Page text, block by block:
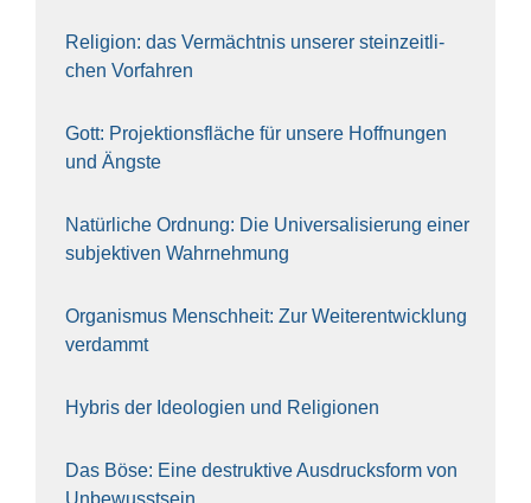
Reli­gi­on: das Ver­mächt­nis unse­rer stein­zeit­li­
chen Vor­fah­ren
Gott: Pro­jek­ti­ons­flä­che für unse­re Hoff­nun­gen
und Ängs­te
Natür­li­che Ord­nung: Die Uni­ver­sa­li­sie­rung einer
sub­jek­ti­ven Wahr­neh­mung
Orga­nis­mus Mensch­heit: Zur Wei­ter­ent­wick­lung
ver­dammt
Hybris der Ideo­lo­gien und Reli­gio­nen
Das Böse: Eine destruk­ti­ve Aus­drucks­form von
Unbe­wusst­sein